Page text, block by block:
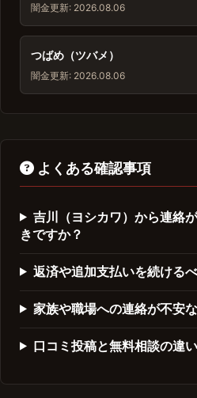
闇金更新: 2026.08.06
つばめ（ツバメ）
闇金更新: 2026.08.06
よくある確認事項
吉川（ヨシカワ）から連絡
きですか？
返済や追加支払いを続ける
家族や職場への連絡が不安
口コミ投稿と無料相談の違